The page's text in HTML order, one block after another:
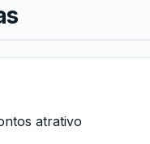
atrativo